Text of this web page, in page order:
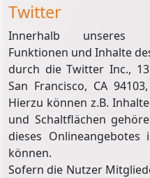
Twitter
Innerhalb unseres
Funktionen und Inhalte
durch die Twitter Inc.,
San Francisco, CA
Hierzu können z.B.
und Schaltflächen
dieses
können.
Sofern die Nutzer